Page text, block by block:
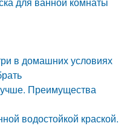
в домашних условиях
Преимущества
водостойкой краской.